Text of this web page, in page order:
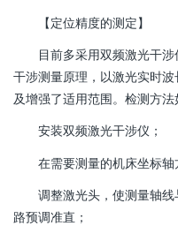
【定位精度的测定】
目前多采用双频激光干涉
干涉测量原理，以激光实时
及增强了适用范围。检测方法
安装双频激光干涉仪；
在需要测量的机床坐标轴
调整激光头，使测量轴线
路预调准直；